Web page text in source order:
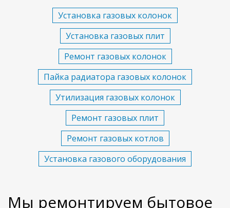
Установка газовых колонок
Установка газовых плит
Ремонт газовых колонок
Пайка радиатора газовых колонок
Утилизация газовых колонок
Ремонт газовых плит
Ремонт газовых котлов
Установка газового оборудования
Мы ремонтируем бытовое